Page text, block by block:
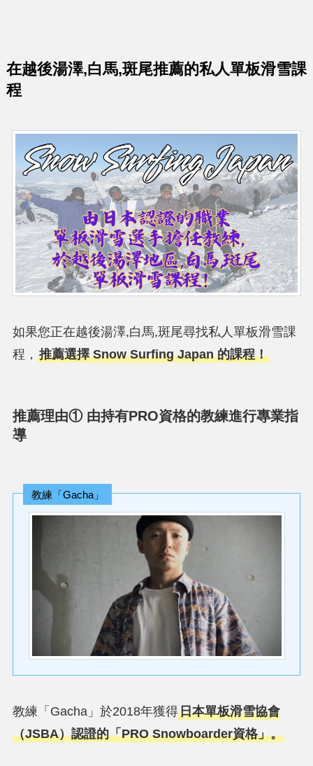
在越後湯澤,白馬,斑尾推薦的私人單板滑雪課
程
如果您正在越後湯澤,白馬,斑尾尋找私人單板滑雪課
程， 推薦選擇 Snow Surfing Japan 的課程！
推薦理由① 由持有PRO資格的教練進行專業指
導
教練「Gacha」
教練「Gacha」於2018年獲得日本單板滑雪協會
（JSBA）認證的「PRO Snowboarder資格」。